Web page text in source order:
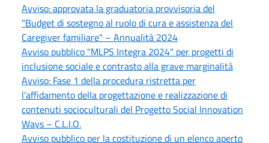
Avviso: approvata la graduatoria provvisoria del
"Budget di sostegno al ruolo di cura e assistenza del
Caregiver familiare" – Annualità 2024
Avviso pubblico "MLPS Integra 2024" per progetti di
inclusione sociale e contrasto alla grave marginalità
Avviso: Fase 1 della procedura ristretta per
l'affidamento della progettazione e realizzazione di
contenuti socioculturali del Progetto Social Innovation
Ways – C.L.I.O.
Avviso pubblico per la costituzione di un elenco aperto